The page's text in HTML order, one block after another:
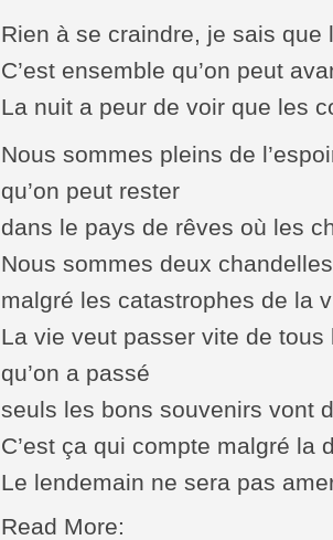
Rien à se craindre, je sais que
C’est ensemble qu’on peut
La nuit a peur de voir que les
Nous sommes pleins de
qu’on peut rester
dans le pays de rêves où les
Nous sommes deux
malgré les catastrophes de la
La vie veut passer vite de
qu’on a passé
seuls les bons souvenirs vont
C’est ça qui compte malgré la
Le lendemain ne sera pas
Read More: